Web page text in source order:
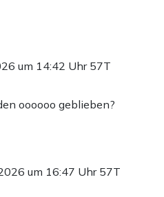
um 14:42 Uhr 57T
oooooo geblieben?
um 16:47 Uhr 57T